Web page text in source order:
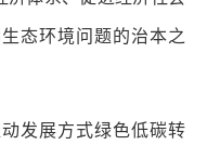
态环境问题的治本之
发展方式绿色低碳转